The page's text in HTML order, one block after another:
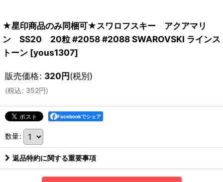
★星印商品のみ同梱可★スワロフスキー アクアマリ
ン SS20 20粒 #2058 #2088 SWAROVSKI ラインス
トーン [yous1307]
販売価格: 320円(税別)
(税込: 352円)
Facebookでシェア
数量:
返品特約に関する重要事項